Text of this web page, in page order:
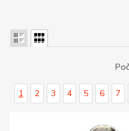
1 2 3 4 5 6 7